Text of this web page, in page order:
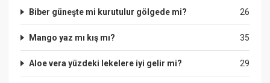
26
Biber güneşte mi kurutulur gölgede mi?
35
Mango yaz mı kış mı?
29
Aloe vera yüzdeki lekelere iyi gelir mi?